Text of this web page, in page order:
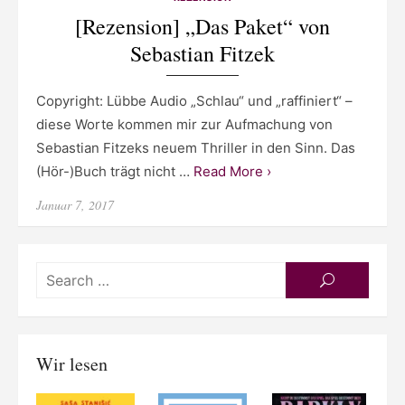
[Rezension] „Das Paket“ von
Sebastian Fitzek
Copyright: Lübbe Audio „Schlau“ und „raffiniert“ –
diese Worte kommen mir zur Aufmachung von
Sebastian Fitzeks neuem Thriller in den Sinn. Das
(Hör-)Buch trägt nicht … Read More ›
Posted
Januar 7, 2017
SEARCH
Wir lesen